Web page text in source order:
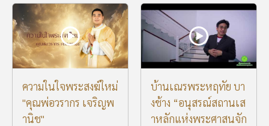
ความในใจพระสงฆ์ใหม่
"คุณพ่อวรากร เจริญพ
านิช"
บ้านเณรพระหฤทัย บา
งช้าง “อนุสรณ์สถานเส
าหลักแห่งพระศาสนจัก